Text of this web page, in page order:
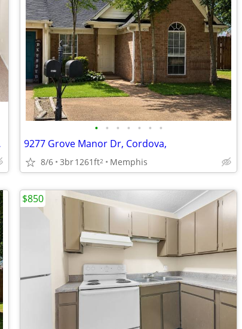
• • • • • • •
9277 Grove Manor Dr, Cordova,
8/6 3br1261ft2 Memphis
$850